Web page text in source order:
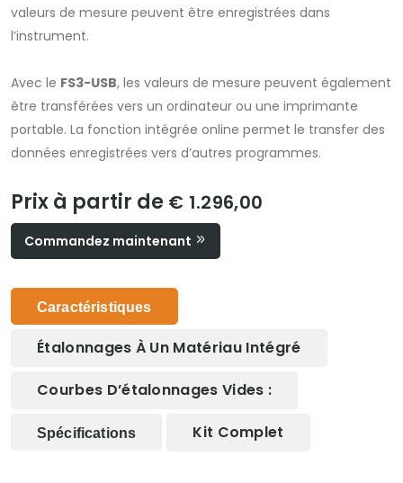
valeurs de mesure peuvent être enregistrées dans
l’instrument.
Avec le FS3-USB, les valeurs de mesure peuvent également
être transférées vers un ordinateur ou une imprimante
portable. La fonction intégrée online permet le transfer des
données enregistrées vers d’autres programmes.
Prix à partir de € 1.296,00
Commandez maintenant
Caractéristiques
Étalonnages À Un Matériau Intégré
Courbes D’étalonnages Vides :
Spécifications Kit Complet